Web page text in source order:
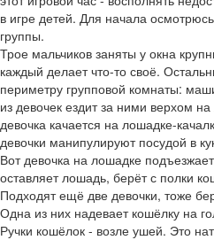
в игре детей. Для начала
группы.
Трое мальчиков заняты у окна
каждый делает что-то своё.
периметру групповой комнаты:
из девочек ездит за ними верхом
девочка качается на лошадке-
девочки манипулируют посудой в
Вот девочка на лошадке
оставляет лошадь, берёт с полки
Подходят ещё две девочки, тоже
Одна из них надевает кошёлку на
Ручки кошёлок - возле ушей. Это